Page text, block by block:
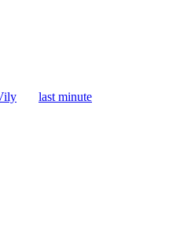
last minute